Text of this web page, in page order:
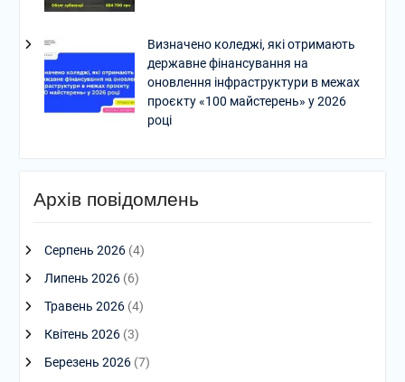
Визначено коледжі, які отримають
державне фінансування на
оновлення інфраструктури в межах
проєкту «100 майстерень» у 2026
році
Архів повідомлень
Серпень 2026(4)
Липень 2026(6)
Травень 2026(4)
Квітень 2026(3)
Березень 2026(7)